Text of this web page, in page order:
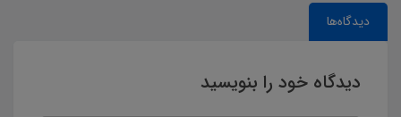
دیدگاه‌ها
دیدگاه خود را بنویسید